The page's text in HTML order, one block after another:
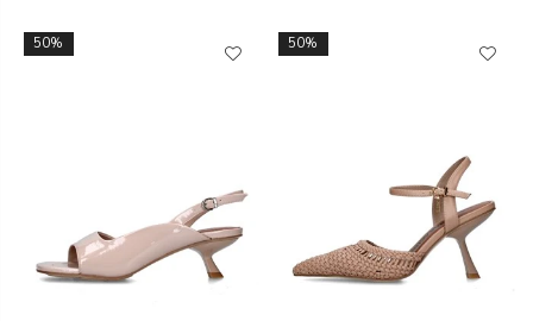
50% 50%